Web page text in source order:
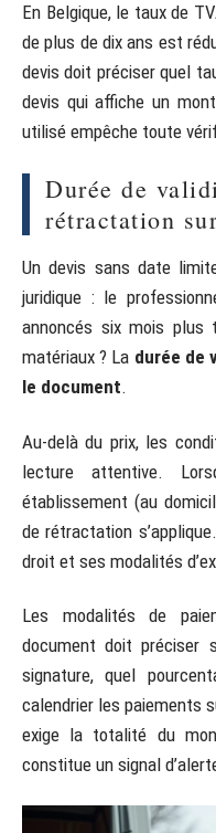
En Belgique, le taux de
de plus de dix ans est
devis doit préciser quel
devis qui affiche un
utilisé empêche toute
Durée de
rétractation
Un devis sans date
juridique : le
annoncés six mois plus
matériaux ? La durée de
le document.
Au-delà du prix, les
lecture attentive.
établissement (au
de rétractation
droit et ses modalités
Les modalités de
document doit préciser
signature, quel
calendrier les paiements
exige la totalité du
constitue un signal